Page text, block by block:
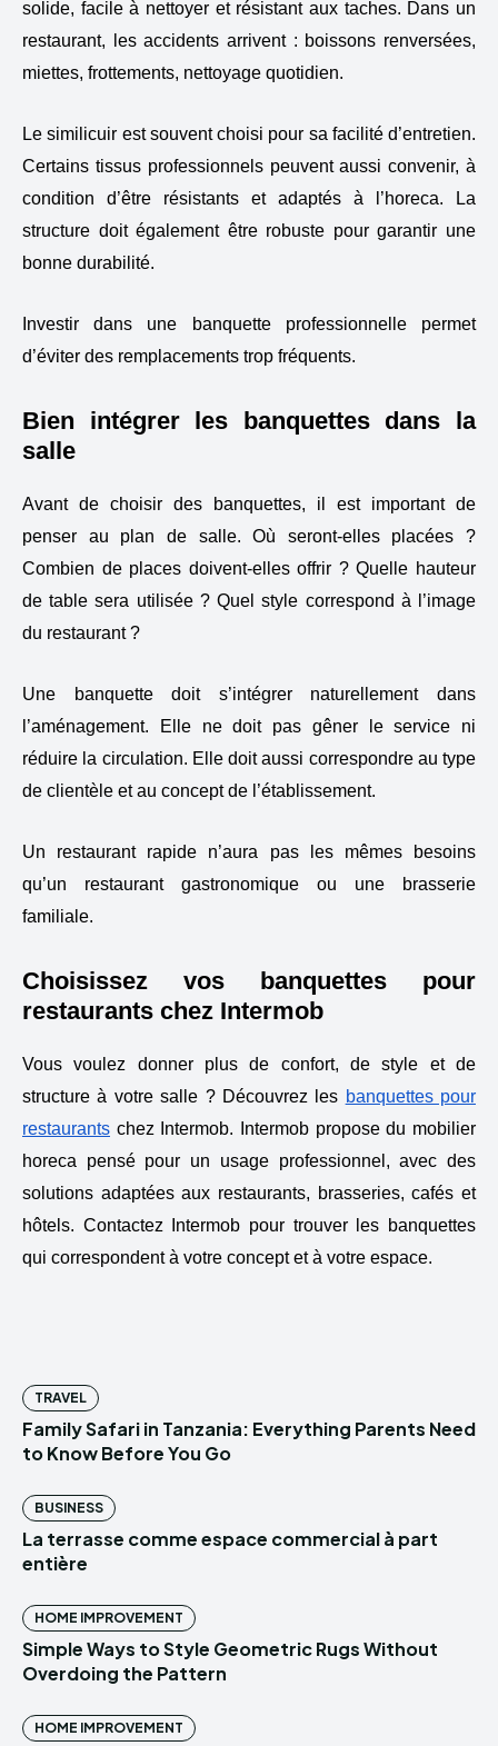
solide, facile à nettoyer et résistant aux taches. Dans un
restaurant, les accidents arrivent : boissons renversées,
miettes, frottements, nettoyage quotidien.
Le similicuir est souvent choisi pour sa facilité d’entretien.
Certains tissus professionnels peuvent aussi convenir, à
condition d’être résistants et adaptés à l’horeca. La
structure doit également être robuste pour garantir une
bonne durabilité.
Investir dans une banquette professionnelle permet
d’éviter des remplacements trop fréquents.
Bien intégrer les banquettes dans la
salle
Avant de choisir des banquettes, il est important de
penser au plan de salle. Où seront-elles placées ?
Combien de places doivent-elles offrir ? Quelle hauteur
de table sera utilisée ? Quel style correspond à l’image
du restaurant ?
Une banquette doit s’intégrer naturellement dans
l’aménagement. Elle ne doit pas gêner le service ni
réduire la circulation. Elle doit aussi correspondre au type
de clientèle et au concept de l’établissement.
Un restaurant rapide n’aura pas les mêmes besoins
qu’un restaurant gastronomique ou une brasserie
familiale.
Choisissez vos banquettes pour
restaurants chez Intermob
Vous voulez donner plus de confort, de style et de
structure à votre salle ? Découvrez les banquettes pour
restaurants chez Intermob. Intermob propose du mobilier
horeca pensé pour un usage professionnel, avec des
solutions adaptées aux restaurants, brasseries, cafés et
hôtels. Contactez Intermob pour trouver les banquettes
qui correspondent à votre concept et à votre espace.
TRAVEL
Family Safari in Tanzania: Everything Parents Need
to Know Before You Go
BUSINESS
La terrasse comme espace commercial à part
entière
HOME IMPROVEMENT
Simple Ways to Style Geometric Rugs Without
Overdoing the Pattern
HOME IMPROVEMENT